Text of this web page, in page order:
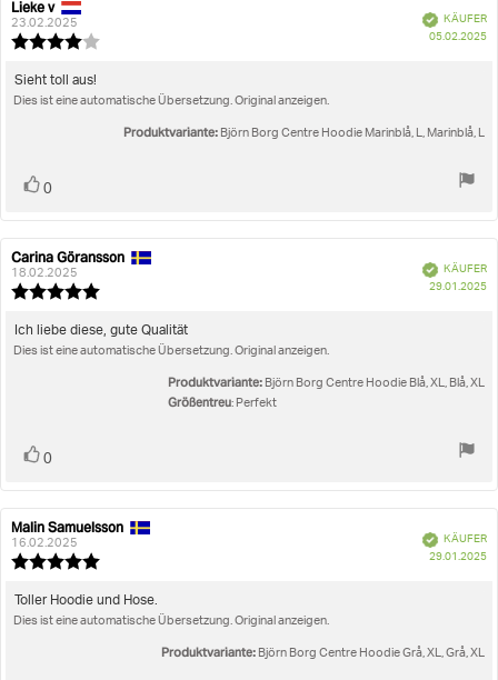
Autor
der
Rezension:
Lieke v
23.02.2025
VerifiziertKÄUFER
05.02.2025
Rezensionstext:
Sieht toll aus!
Dies ist eine automatische Übersetzung. Original anzeigen.
Produktvariante: Björn Borg Centre Hoodie Marinblå, L, Marinblå, L
Stimme
0
Autor
der
Rezension:
Carina Göransson
18.02.2025
von
VerifiziertKÄUFER
29.01.2025
Rezensionstext:
Ich liebe diese, gute Qualität
Dies ist eine automatische Übersetzung. Original anzeigen.
Produktvariante: Björn Borg Centre Hoodie Blå, XL, Blå, XL
Größentreu: Perfekt
Stimme
0
Autor
der
Rezension:
Malin Samuelsson
16.02.2025
von
VerifiziertKÄUFER
29.01.2025
Rezensionstext:
Toller Hoodie und Hose.
Dies ist eine automatische Übersetzung. Original anzeigen.
Produktvariante: Björn Borg Centre Hoodie Grå, XL, Grå, XL